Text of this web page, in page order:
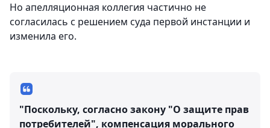
Но апелляционная коллегия частично не
согласилась с решением суда первой инстанции и
изменила его.
"Поскольку, согласно закону "О защите прав
потребителей", компенсация морального